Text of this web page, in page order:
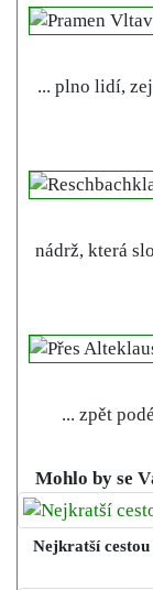
... plno lidí,
nádrž, která
... zpět
Mohlo by se
Nejkratší cestou